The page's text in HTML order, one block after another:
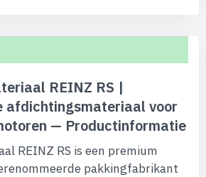
REINZ RS |
afdichtingsmateriaal voor
— Productinformatie
REINZ RS is een premium
pakkingfabrikant